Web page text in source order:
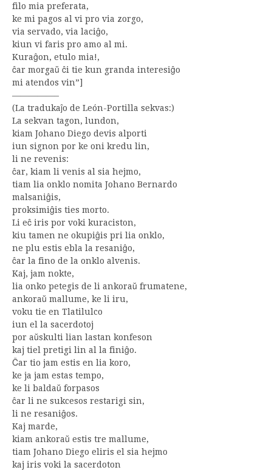
filo mia preferata,
ke mi pagos al vi pro via zorgo,
via servado, via laciĝo,
kiun vi faris pro amo al mi.
Kuraĝon, etulo mia!,
ĉar morgaŭ ĉi tie kun granda interesiĝo
mi atendos vin”]
—————–
(La tradukaĵo de León-Portilla sekvas:)
La sekvan tagon, lundon,
kiam Johano Diego devis alporti
iun signon por ke oni kredu lin,
li ne revenis:
ĉar, kiam li venis al sia hejmo,
tiam lia onklo nomita Johano Bernardo
malsaniĝis,
proksimiĝis ties morto.
Li eĉ iris por voki kuraciston,
kiu tamen ne okupiĝis pri lia onklo,
ne plu estis ebla la resaniĝo,
ĉar la fino de la onklo alvenis.
Kaj, jam nokte,
lia onko petegis de li ankoraŭ frumatene,
ankoraŭ mallume, ke li iru,
voku tie en Tlatilulco
iun el la sacerdotoj
por aŭskulti lian lastan konfeson
kaj tiel pretigi lin al la finiĝo.
Ĉar tio jam estis en lia koro,
ke ja jam estas tempo,
ke li baldaŭ forpasos
ĉar li ne sukcesos restarigi sin,
li ne resaniĝos.
Kaj marde,
kiam ankoraŭ estis tre mallume,
tiam Johano Diego eliris el sia hejmo
kaj iris voki la sacerdoton